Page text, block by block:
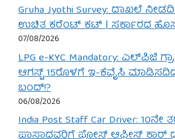
Gruha Jyothi Survey: ದಾಖಲೆ
ಉಚಿತ ಕರೆಂಟ್ ಕಟ್ | ಸರ್ಕಾರದ
07/08/2026
LPG e-KYC Mandatory: ಎಲ್‌ಪಿಜಿ
ಆಗಸ್ಟ್ 15ರೊಳಗೆ ಇ-ಕೆವೈಸಿ
ಬಂದ್!?
06/08/2026
India Post Staff Car Driver: 10ನೇ